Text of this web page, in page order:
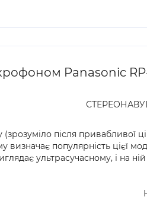
Panasonic
після привабливої
визначає популярність цієї
ультрасучасному, і на